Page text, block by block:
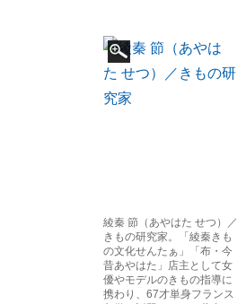
綾秦 節（あやはた せつ）／
きもの研究家。「綾秦きも
の文化せんたぁ」「布・今
昔あやはた」店主として女
優やモデルのきもの指導に
携わり、67才単身フランス